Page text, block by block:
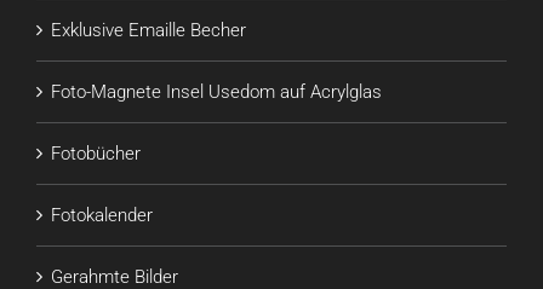
Exklusive Emaille Becher
Foto-Magnete Insel Usedom auf Acrylglas
Fotobücher
Fotokalender
Gerahmte Bilder